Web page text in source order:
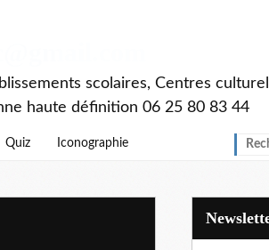
scolaires, Centres
haute définition 06 25 80 83 44
Quiz Iconographie